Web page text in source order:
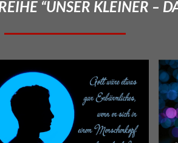
“UNSER KLEINER –